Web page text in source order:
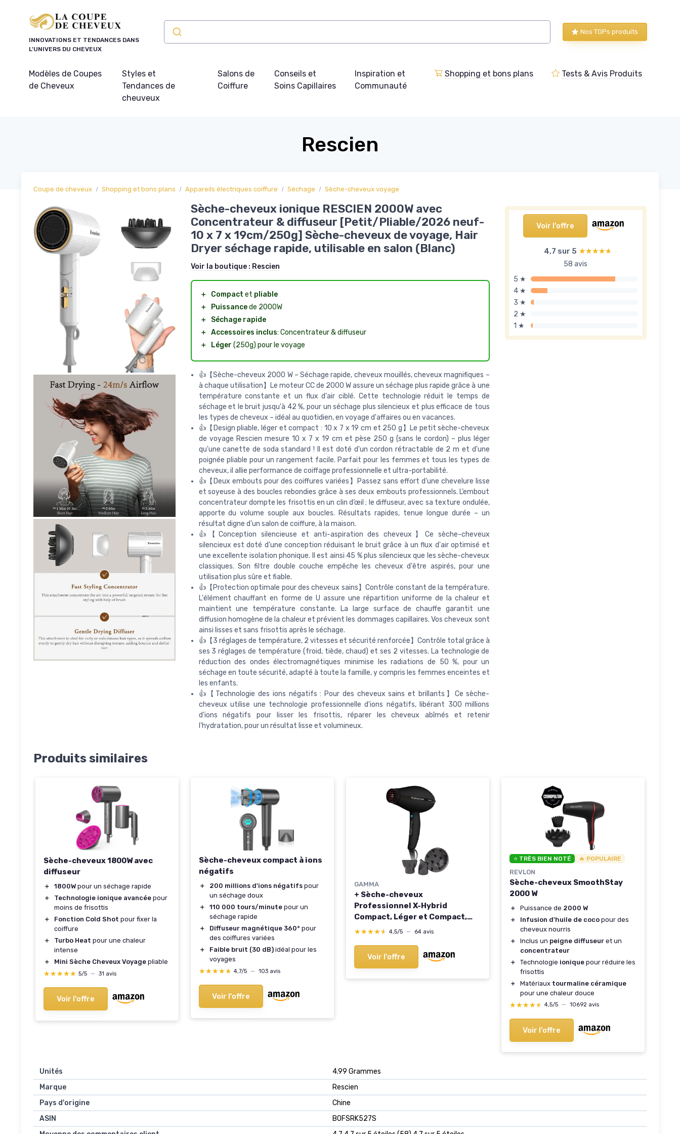
INNOVATIONS ET TENDANCES DANS
L'UNIVERS DU CHEVEUX
Nos TOPs produits
Modèles de Coupes
de Cheveux
Styles et
Tendances de
cheuveux
Salons de
Coiffure
Conseils et
Soins Capillaires
Inspiration et
Communauté
Shopping et bons plans Tests & Avis Produits
Rescien
Coupe de cheveux Shopping et bons plans Appareils électriques coiffure Séchage Sèche-cheveux voyage
Voir l'offre
4,7 sur 5 ★★★★★
★★★★★
58 avis
5 ★
4 ★
3 ★
2 ★
1 ★
Sèche-cheveux ionique RESCIEN 2000W avec
Concentrateur & diffuseur [Petit/Pliable/2026 neuf-
10 x 7 x 19cm/250g] Sèche-cheveux de voyage, Hair
Dryer séchage rapide, utilisable en salon (Blanc)
Voir la boutique : Rescien
＋ Compact et pliable
＋
Puissancede 2000W
＋
Séchage rapide
＋ Accessoires inclus: Concentrateur & diffuseur
＋
Léger (250g) pour le voyage
👍【Sèche-cheveux 2000 W – Séchage rapide, cheveux mouillés, cheveux magnifiques –
à chaque utilisation】Le moteur CC de 2000 W assure un séchage plus rapide grâce à une
température constante et un flux d'air ciblé. Cette technologie réduit le temps de
séchage et le bruit jusqu'à 42 %, pour un séchage plus silencieux et plus efficace de tous
les types de cheveux – idéal au quotidien, en voyage d'affaires ou en vacances.
👍【Design pliable, léger et compact : 10 x 7 x 19 cm et 250 g】Le petit sèche-cheveux
de voyage Rescien mesure 10 x 7 x 19 cm et pèse 250 g (sans le cordon) – plus léger
qu'une canette de soda standard ! Il est doté d'un cordon rétractable de 2 m et d'une
poignée pliable pour un rangement facile. Parfait pour les femmes et tous les types de
cheveux, il allie performance de coiffage professionnelle et ultra-portabilité.
👍【Deux embouts pour des coiffures variées】Passez sans effort d’une chevelure lisse
et soyeuse à des boucles rebondies grâce à ses deux embouts professionnels. L’embout
concentrateur dompte les frisottis en un clin d’œil ; le diffuseur, avec sa texture ondulée,
apporte du volume souple aux boucles. Résultats rapides, tenue longue durée – un
résultat digne d’un salon de coiffure, à la maison.
👍【Conception silencieuse et anti-aspiration des cheveux】Ce sèche-cheveux
silencieux est doté d'une conception réduisant le bruit grâce à un flux d'air optimisé et
une excellente isolation phonique. Il est ainsi 45 % plus silencieux que les sèche-cheveux
classiques. Son filtre double couche empêche les cheveux d'être aspirés, pour une
utilisation plus sûre et fiable.
👍【Protection optimale pour des cheveux sains】Contrôle constant de la température.
L'élément chauffant en forme de U assure une répartition uniforme de la chaleur et
maintient une température constante. La large surface de chauffe garantit une
diffusion homogène de la chaleur et prévient les dommages capillaires. Vos cheveux sont
ainsi lisses et sans frisottis après le séchage.
👍【3 réglages de température, 2 vitesses et sécurité renforcée】Contrôle total grâce à
ses 3 réglages de température (froid, tiède, chaud) et ses 2 vitesses. La technologie de
réduction des ondes électromagnétiques minimise les radiations de 50 %, pour un
séchage en toute sécurité, adapté à toute la famille, y compris les femmes enceintes et
les enfants.
👍【Technologie des ions négatifs : Pour des cheveux sains et brillants】Ce sèche-
cheveux utilise une technologie professionnelle d'ions négatifs, libérant 300 millions
d'ions négatifs pour lisser les frisottis, réparer les cheveux abîmés et retenir
l'hydratation, pour un résultat lisse et volumineux.
Produits similaires
Sèche-cheveux 1800W avec
diffuseur
＋ 1800W pour un séchage rapide
＋
Technologie ionique avancée pour
moins de frisottis
＋
Fonction Cold Shot pour fixer la
coiffure
＋
Turbo Heat pour une chaleur
intense
＋
Mini Sèche Cheveux Voyage pliable
★★★★★
★★★★★ 5/5 — 31 avis
Voir l'offre
Sèche-cheveux compact à ions
négatifs
＋ 200 millions d'ions négatifs pour
un séchage doux
＋
110 000 tours/minute pour un
séchage rapide
＋
Diffuseur magnétique 360° pour
des coiffures variées
＋
Faible bruit (30 dB) idéal pour les
voyages
★★★★★
★★★★★ 4,7/5 — 103 avis
Voir l'offre
GAMMA
+ Sèche-cheveux
Professionnel X-Hybrid
Compact, Léger et Compact,
Technologie Ionique, Grille
Vitesses 3 Températures,
1800-2100W (Noir)
★★★★★
★★★★★ 4,5/5 — 64 avis
Voir l'offre
⭐ TRÈS BIEN NOTÉ 🔥 POPULAIRE
REVLON
Sèche-cheveux SmoothStay
2000 W
＋ Puissance de 2000 W
＋
Infusion d'huile de coco pour des
cheveux nourris
＋
Inclus un peigne diffuseur et un
concentrateur
＋
Technologie ionique pour réduire les
frisottis
＋
Matériaux tourmaline céramique
pour une chaleur douce
★★★★★
★★★★★ 4,5/5 — 10692 avis
Voir l'offre
Unités
‎4.99 Grammes
Marque
‎Rescien
Pays d'origine
‎Chine
ASIN
B0FSRK527S